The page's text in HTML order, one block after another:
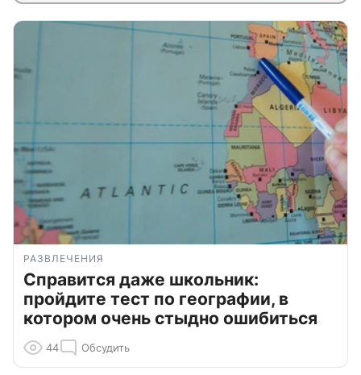
РАЗВЛЕЧЕНИЯ
Справится даже школьник:
пройдите тест по географии, в
котором очень стыдно ошибиться
44 Обсудить